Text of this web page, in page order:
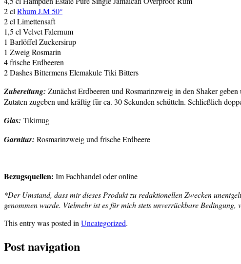
2 clRhum J.M 50°
2 cl Limettensaft
1,5 cl Velvet Falernum
1 Barlöffel Zuckersirup
1 Zweig Rosmarin
4 frische Erdbeeren
2 Dashes Bittermens Elemakule Tiki Bitters
Zubereitung: Zunächst Erdbeeren und Rosmarinzweig in den Shaker
Zutaten zugeben und kräftig für ca. 30 Sekunden schütteln. Schließlich
Glas: Tikimug
Garnitur: Rosmarinzweig und frische Erdbeere
Bezugsquellen: Im Fachhandel oder online
*Der Umstand, dass mir dieses Produkt zu redaktionellen Zwecken
genommen wurde. Vielmehr ist es für mich stets unverrückbare Bedingung,
This entry was posted inUncategorized.
Post navigation